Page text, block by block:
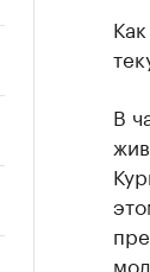
В